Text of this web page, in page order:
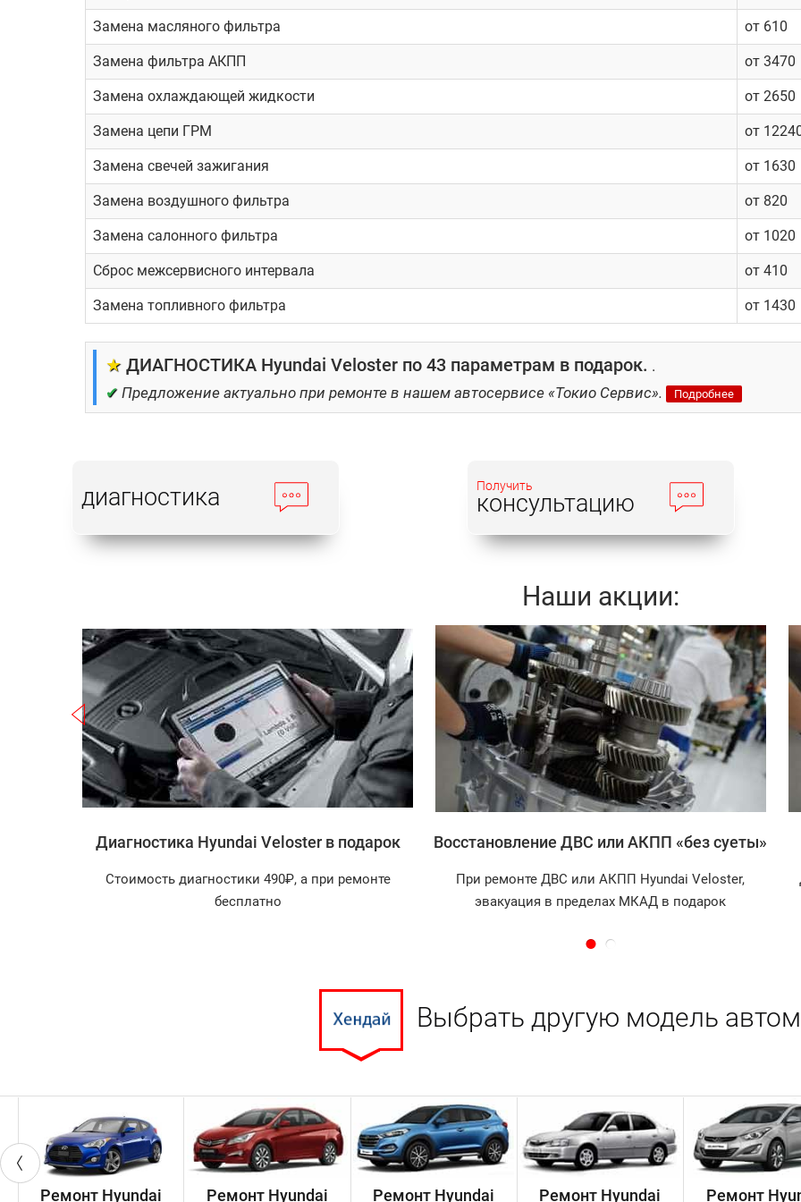
Ремонт ДВС и КПП любой сложности
Кузовной цех
Малярный цех
Профессиональный детейлинг
Замена масляного фильтра от 610
Замена фильтра АКПП от 3470
Замена охлаждающей жидкости от 2650
Замена цепи ГРМ от
Замена свечей зажигания от 1630
Замена воздушного фильтра от 820
Замена салонного фильтра от 1020
Сброс межсервисного интервала от 410
Замена топливного фильтра от 1430
★ ДИАГНОСТИКА Hyundai Veloster по 43 параметрам в подарок. .
✔ Предложение актуально при ремонте в нашем автосервисе «Токио Сервис». Подробнее
диагностика Получить
консультацию
Наши акции:
Записаться
Диагностика Hyundai Veloster в подарок
Стоимость диагностики 490₽, а при ремонте
бесплатно
Записаться
Восстановление ДВС или АКПП «без суеты»
При ремонте ДВС или АКПП Hyundai Veloster,
эвакуация в пределах МКАД в подарок
Выбрать другую модель
Ремонт Hyundai Ремонт Hyundai Ремонт Hyundai Ремонт Hyundai Ремонт